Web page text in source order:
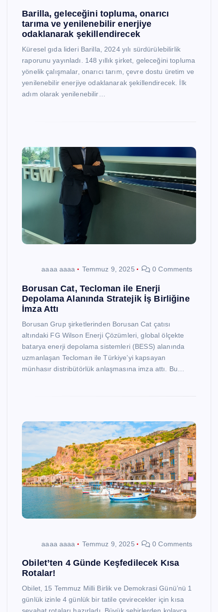
Barilla, geleceğini topluma, onarıcı
tarıma ve yenilenebilir enerjiye
odaklanarak şekillendirecek
Küresel gıda lideri Barilla, 2024 yılı sürdürülebilirlik
raporunu yayınladı. 148 yıllık şirket, geleceğini topluma
yönelik çalışmalar, onarıcı tarım, çevre dostu üretim ve
yenilenebilir enerjiye odaklanarak şekillendirecek. İlk
adım olarak yenilenebilir…
aaaa aaaa Temmuz 9, 2025 0 Comments
Borusan Cat, Tecloman ile Enerji
Depolama Alanında Stratejik İş Birliğine
İmza Attı
Borusan Grup şirketlerinden Borusan Cat çatısı
altındaki FG Wilson Enerji Çözümleri, global ölçekte
batarya enerji depolama sistemleri (BESS) alanında
uzmanlaşan Tecloman ile Türkiye’yi kapsayan
münhasır distribütörlük anlaşmasına imza attı. Bu…
aaaa aaaa Temmuz 9, 2025 0 Comments
Obilet’ten 4 Günde Keşfedilecek Kısa
Rotalar!
Obilet, 15 Temmuz Milli Birlik ve Demokrasi Günü’nü 1
günlük izinle 4 günlük bir tatile çevirecekler için kısa